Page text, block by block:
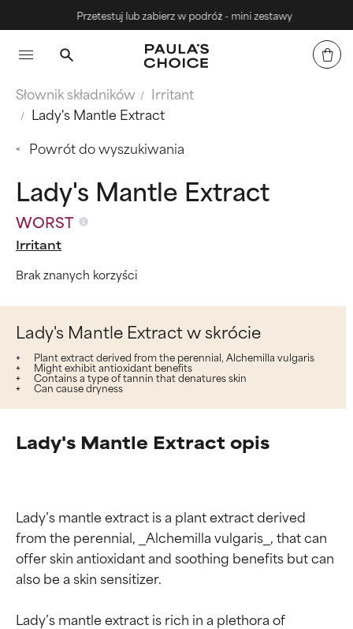
Przetestuj lub zabierz w podróż - mini zestawy
Słownik składników
Irritant
Lady's Mantle Extract
Powrót do wyszukiwania
Lady's Mantle Extract
WORST
Irritant
Brak znanych korzyści
Lady's Mantle Extract w skrócie
Plant extract derived from the perennial, Alchemilla vulgaris
Might exhibit antioxidant benefits
Contains a type of tannin that denatures skin
Can cause dryness
Lady's Mantle Extract opis
Lady’s mantle extract is a plant extract derived
from the perennial, _Alchemilla vulgaris_, that can
offer skin antioxidant and soothing benefits but can
also be a skin sensitizer.
Lady’s mantle extract is rich in a plethora of